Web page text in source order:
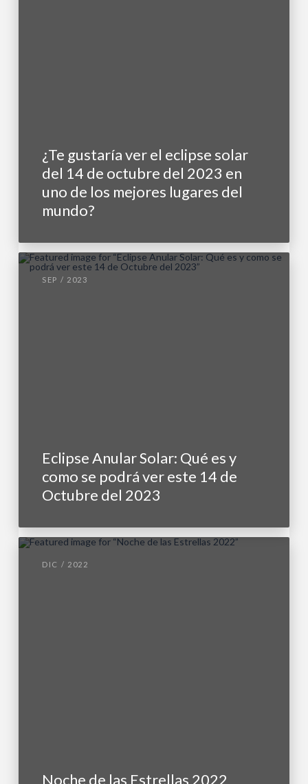
¿Te gustaría ver el eclipse solar
del 14 de octubre del 2023 en
uno de los mejores lugares del
mundo?
SEP / 2023
Eclipse Anular Solar: Qué es y
como se podrá ver este 14 de
Octubre del 2023
DIC / 2022
Noche de las Estrellas 2022